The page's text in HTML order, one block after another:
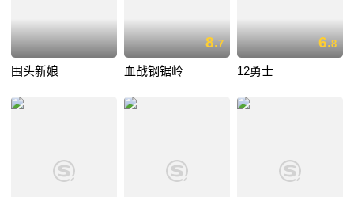
围头新娘
8.7
血战钢锯岭
6.8
12勇士